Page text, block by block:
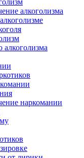
алкоголизма
алкоголизма
наркомании